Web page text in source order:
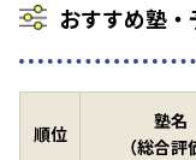
おすすめ塾
順位
塾名
（総合評